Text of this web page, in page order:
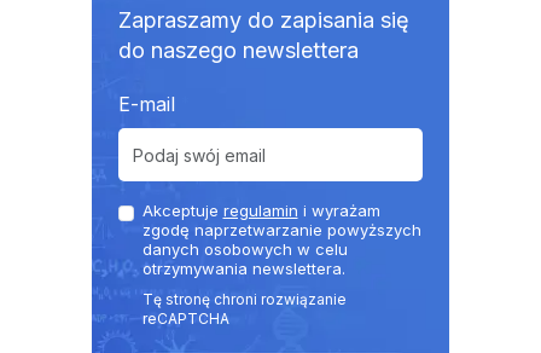
Zapraszamy do zapisania się
do naszego newslettera
E-mail
Akceptuje regulamin i wyrażam
zgodę naprzetwarzanie powyższych
danych osobowych w celu
otrzymywania newslettera.